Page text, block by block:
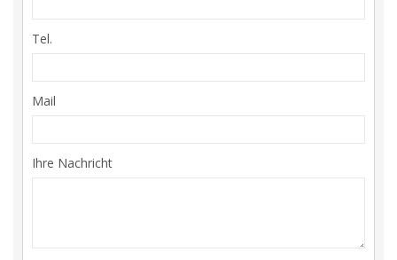
Tel.
Mail
Ihre Nachricht